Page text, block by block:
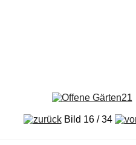
Bild 16 / 34